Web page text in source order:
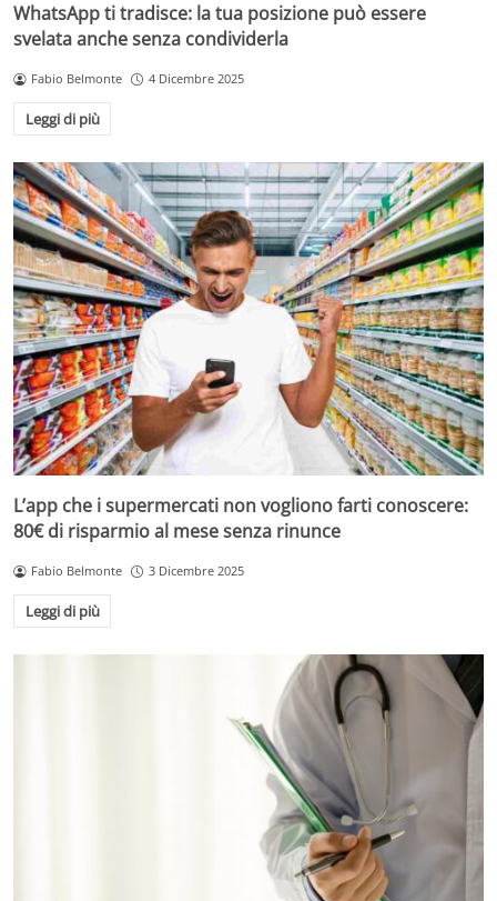
WhatsApp ti tradisce: la tua posizione può essere
svelata anche senza condividerla
Fabio Belmonte 4 Dicembre 2025
Leggi di più
L’app che i supermercati non vogliono farti conoscere:
80€ di risparmio al mese senza rinunce
Fabio Belmonte 3 Dicembre 2025
Leggi di più